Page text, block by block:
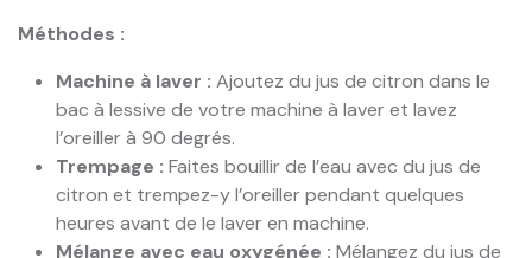
Méthodes :
Machine à laver : Ajoutez du jus de citron dans le
bac à lessive de votre machine à laver et lavez
l’oreiller à 90 degrés.
Trempage : Faites bouillir de l’eau avec du jus de
citron et trempez-y l’oreiller pendant quelques
heures avant de le laver en machine.
Mélange avec eau oxygénée : Mélangez du jus de